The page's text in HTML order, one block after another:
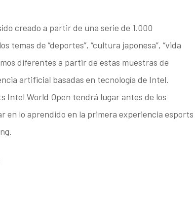
creado a partir de una serie de 1.000
temas de “deportes”, “cultura japonesa”, “vida
diferentes a partir de estas muestras de
artificial basadas en tecnología de Intel.
Intel World Open tendrá lugar antes de los
en lo aprendido en la primera experiencia esports